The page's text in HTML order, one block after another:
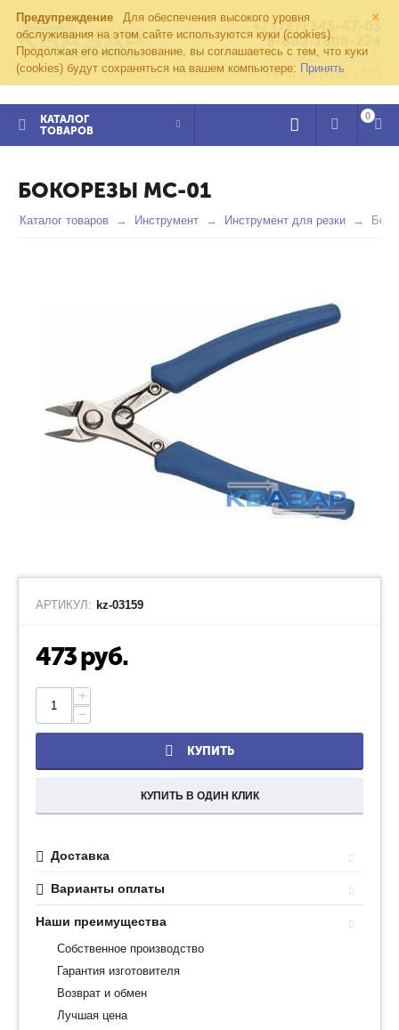
×
Предупреждение
Для обеспечения высокого уровня
обслуживания на этом сайте используются куки (cookies).
Продолжая его использование, вы соглашаетесь с тем, что куки
(cookies) будут сохраняться на вашем компьютере: Принять
+7 (727) 345-47-03
8-800-1000-274
kvazar91@yandex.ru
Пн-пт с 8:00 до 17:00
КАТАЛОГ
ТОВАРОВ
0
БОКОРЕЗЫ MC-01
Каталог товаров Инструмент Инструмент для резки
АРТИКУЛ: kz-03159
473руб.
+
−
КУПИТЬ
КУПИТЬ В ОДИН КЛИК
Доставка
Варианты оплаты
Наши преимущества
Собственное производство
Гарантия изготовителя
Возврат и обмен
Лучшая цена